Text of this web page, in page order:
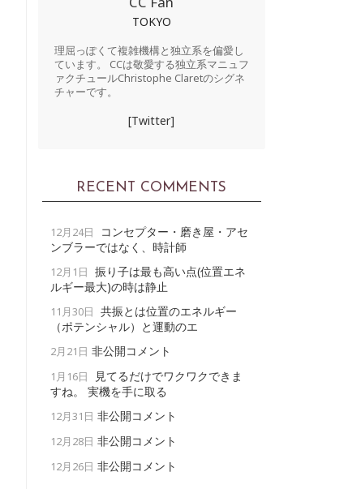
TOKYO
理屈っぽくて複雑機構と独立系を偏愛し
ています。 CCは敬愛する独立系マニュフ
ァクチュールChristophe Claretのシグネ
チャーです。
[Twitter]
RECENT COMMENTS
12月24日
コンセプター・磨き屋・アセ
ンブラーではなく、時計師
12月1日 振り子は最も高い点(位置エネ
ルギー最大)の時は静止
11月30日 共振とは位置のエネルギー
（ポテンシャル）と運動のエ
2月21日 非公開コメント
1月16日
見てるだけでワクワクできま
すね。 実機を手に取る
12月31日 非公開コメント
12月28日 非公開コメント
12月26日 非公開コメント